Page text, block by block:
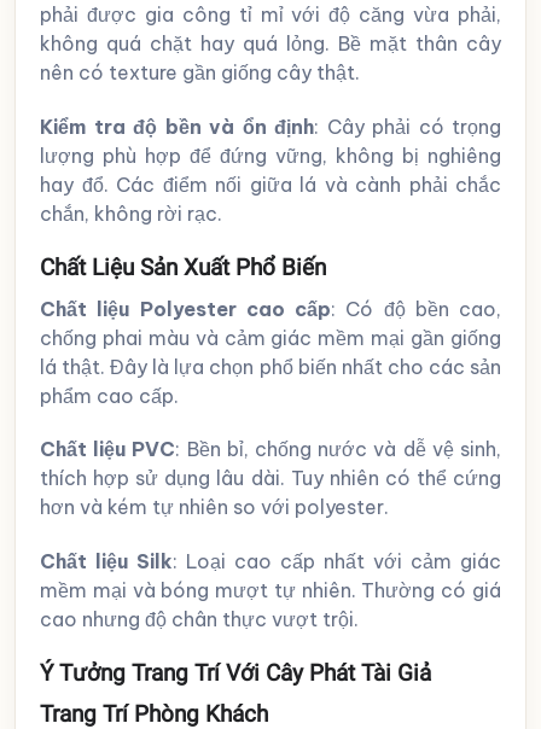
phải được gia công tỉ mỉ với độ căng vừa phải,
không quá chặt hay quá lỏng. Bề mặt thân cây
nên có texture gần giống cây thật.
Kiểm tra độ bền và ổn định: Cây phải có trọng
lượng phù hợp để đứng vững, không bị nghiêng
hay đổ. Các điểm nối giữa lá và cành phải chắc
chắn, không rời rạc.
Chất Liệu Sản Xuất Phổ Biến
Chất liệu Polyester cao cấp: Có độ bền cao,
chống phai màu và cảm giác mềm mại gần giống
lá thật. Đây là lựa chọn phổ biến nhất cho các sản
phẩm cao cấp.
Chất liệu PVC: Bền bỉ, chống nước và dễ vệ sinh,
thích hợp sử dụng lâu dài. Tuy nhiên có thể cứng
hơn và kém tự nhiên so với polyester.
Chất liệu Silk: Loại cao cấp nhất với cảm giác
mềm mại và bóng mượt tự nhiên. Thường có giá
cao nhưng độ chân thực vượt trội.
Ý Tưởng Trang Trí Với Cây Phát Tài Giả
Trang Trí Phòng Khách